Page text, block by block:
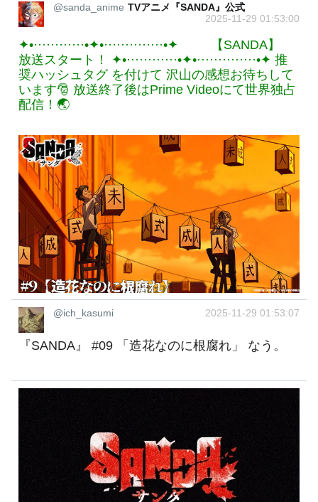
@sanda_anime TVアニメ『SANDA』公式
2025-11-29 01:53:00
✦•············•✦•··············•✦ 【SANDA】
放送スタート！ ✦•············•✦•··············•✦ 推
奨ハッシュタグ を付けて 沢山の感想お待ちして
います🎅 放送終了後はPrime Videoにて世界独占
配信！🌏
@ich_kasumi 2025-11-29 01:53:07
『SANDA』 #09 「造花なのに根腐れ」 なう。